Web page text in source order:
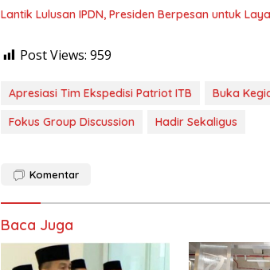
Lantik Lulusan IPDN, Presiden Berpesan untuk
Post Views: 959
Apresiasi Tim Ekspedisi Patriot ITB Buka
Fokus Group Discussion
Hadir Sekaligus
Komentar
Baca Juga